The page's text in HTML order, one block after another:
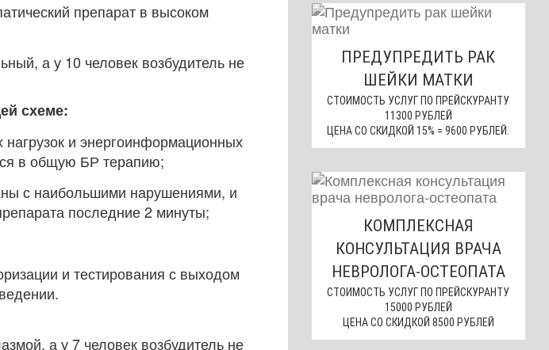
препарат в высоком
а у 10 человек возбудитель не
схеме:
и энергоинформационных
в общую БР терапию;
с наибольшими нарушениями, и
последние 2 минуты;
и тестирования с выходом
а у 7 человек возбудитель не
ПРЕДУПРЕДИТЬ РАК
ШЕЙКИ МАТКИ
СТОИМОСТЬ УСЛУГ ПО ПРЕЙСКУРАНТУ
11300 РУБЛЕЙ
ЦЕНА СО СКИДКОЙ 15% = 9600 РУБЛЕЙ.
КОМПЛЕКСНАЯ
КОНСУЛЬТАЦИЯ ВРАЧА
НЕВРОЛОГА-ОСТЕОПАТА
СТОИМОСТЬ УСЛУГ ПО ПРЕЙСКУРАНТУ
15000 РУБЛЕЙ
ЦЕНА СО СКИДКОЙ 8500 РУБЛЕЙ